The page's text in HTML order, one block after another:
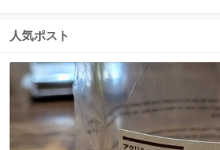
人気ポスト